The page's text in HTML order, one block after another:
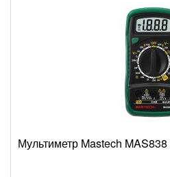
Мультиметр Mastech MAS838